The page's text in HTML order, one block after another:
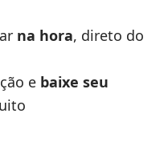
na hora, direto do
e baixe seu